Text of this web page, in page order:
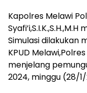
Kapolres Melawi
Simulasi dilakukan
KPUD
menjelang
2024, minggu (28/